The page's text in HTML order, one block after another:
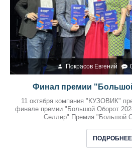
Покрасов Евгений
Финал премии
11 октября компания "КУЗОВИК"
финале премии "Большой Оборот
Селлер".Премия "Большой
ПОДРОБНЕЕ